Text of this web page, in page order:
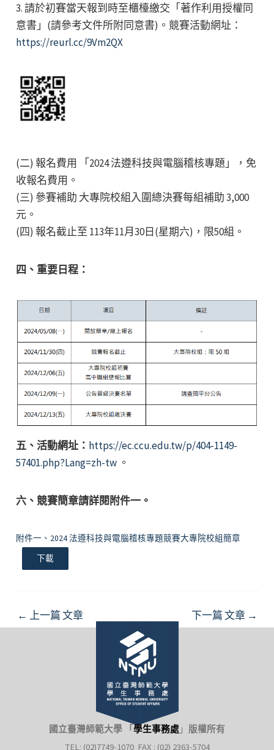
3. 請於初賽當天報到時至櫃檯繳交「著作利用授權同
意書」(請參考文件所附同意書)。競賽活動網址：
https://reurl.cc/9Vm2QX
(二) 報名費用 「2024 法遵科技與電腦稽核專題」，免
收報名費用。
(三) 參賽補助 大專院校組入圍總決賽每組補助 3,000
元。
(四) 報名截止至 113年11月30日(星期六)，限50組。
四、重要日程：
五、活動網址： https://ec.ccu.edu.tw/p/404-1149-
57401.php?Lang=zh-tw。
六、競賽簡章請詳閱附件一。
附件一、2024 法遵科技與電腦稽核專題競賽大專院校組簡章
下載
Post
navigation
← 上一篇 文章 下一篇 文章 →
國立臺灣師範大學 「 學生事務處 」 版權所有
TEL: (02)7749-1070 FAX : (02) 2363-5704